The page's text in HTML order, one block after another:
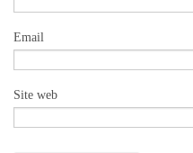
Email
Site web